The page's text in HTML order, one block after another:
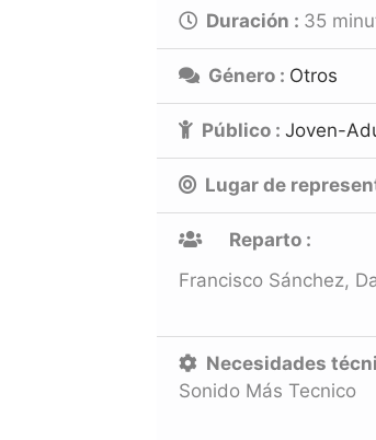
Duración : 35
Género : Otros
Público : Joven-
Lugar de
Reparto :
Francisco Sánchez,
Necesidades
Sonido Más Tecnico